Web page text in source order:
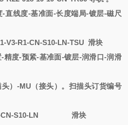
直线度-基准面-长度端局-镀层-磁尺
V3-R1-CN-S10-LN-TSU 滑块
精度-预紧-基准面-镀层-润滑口-润滑
）-MU（接头）。扫描头订货编号
S10-LN
滑块